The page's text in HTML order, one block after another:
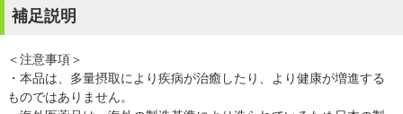
補足説明
＜注意事項＞
・本品は、多量摂取により疾病が治癒したり、より健康が増進する
ものではありません。